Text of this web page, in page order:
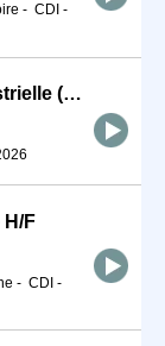
- CDI -
Chargé d'affaires en électricité industrielle (H/F)
F
- CDI -